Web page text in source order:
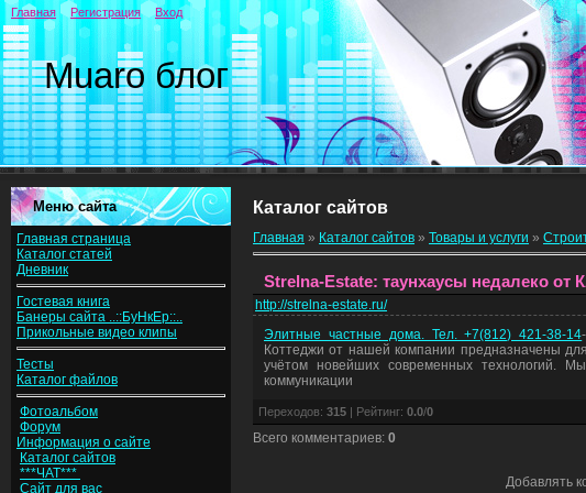
Muaro блог
Главная Регистрация Вход
Меню сайта
Главная страница
Каталог статей
Дневник
Гостевая книга
Банеры сайта ..::БуНкЕр::..
Прикольные видео клипы
Тесты
Каталог файлов
Фотоальбом
Форум
Информация о сайте
Каталог сайтов
***ЧАТ***
Сайт для вас
Каталог сайтов
Главная » Каталог сайтов » Товары и услуги »
Strelna-Estate: таунхаусы недалеко
http://strelna-estate.ru/
Элитные частные дома. Тел. +7(812) 421-38-14
Коттеджи от нашей компании предназначены
учётом новейших современных технологий.
коммуникации
Переходов: 315 | Рейтинг: 0.0/0
Всего комментариев: 0
Добавлять